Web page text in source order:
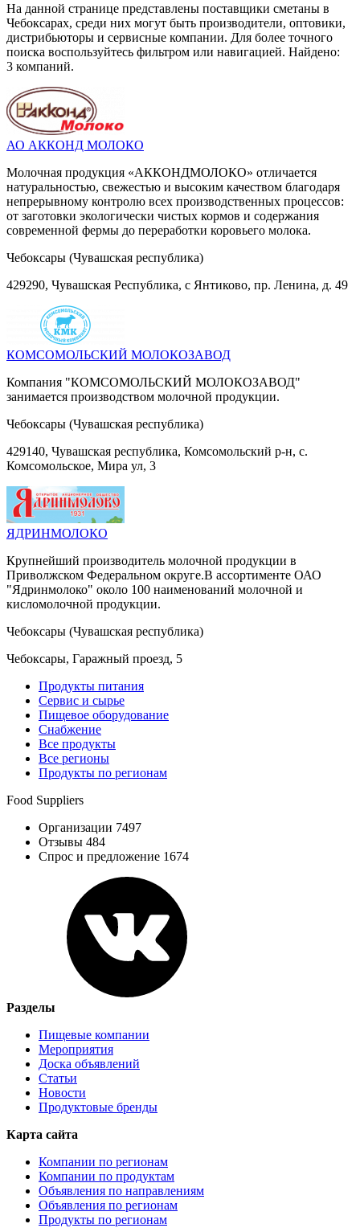
На данной странице представлены поставщики сметаны в
Чебоксарах, среди них могут быть производители, оптовики,
дистрибьюторы и сервисные компании. Для более точного
поиска воспользуйтесь фильтром или навигацией. Найдено:
3 компаний.
АО АККОНД МОЛОКО
Молочная продукция «АККОНДМОЛОКО» отличается
натуральностью, свежестью и высоким качеством благодаря
непрерывному контролю всех производственных процессов:
от заготовки экологически чистых кормов и содержания
современной фермы до переработки коровьего молока.
Чебоксары (Чувашская республика)
429290, Чувашская Республика, с Янтиково, пр. Ленина, д. 49
КОМСОМОЛЬСКИЙ МОЛОКОЗАВОД
Компания "КОМСОМОЛЬСКИЙ МОЛОКОЗАВОД"
занимается производством молочной продукции.
Чебоксары (Чувашская республика)
429140, Чувашская республика, Комсомольский р-н, с.
Комсомольское, Мира ул, 3
ЯДРИНМОЛОКО
Крупнейший производитель молочной продукции в
Приволжском Федеральном округе.В ассортименте ОАО
"Ядринмолоко" около 100 наименований молочной и
кисломолочной продукции.
Чебоксары (Чувашская республика)
Чебоксары, Гаражный проезд, 5
Продукты питания
Сервис и сырье
Пищевое оборудование
Снабжение
Все продукты
Все регионы
Продукты по регионам
Food Suppliers
Организации 7497
Отзывы 484
Спрос и предложение 1674
Разделы
Пищевые компании
Мероприятия
Доска объявлений
Статьи
Новости
Продуктовые бренды
Карта сайта
Компании по регионам
Компании по продуктам
Объявления по направлениям
Объявления по регионам
Продукты по регионам